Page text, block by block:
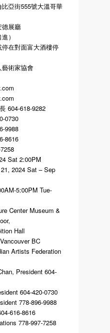
亞街555號大溫哥華
德展廳
）
停在對面富大酒樓停
術家協會
604-618-9282
0730
9988
8616
Sat 2:00PM
2024 Sat – Sep
5:00PM Tue-
Center Museum &
Hall
BC
Artists Federation
President 604-
604-420-0730
778-896-9988
616-8616
778-997-7258